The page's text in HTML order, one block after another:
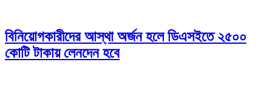
বিনিয়োগকারীদের আস্থা অর্জন হলে ডিএসইতে ২৫০০
কোটি টাকায় লেনদেন হবে